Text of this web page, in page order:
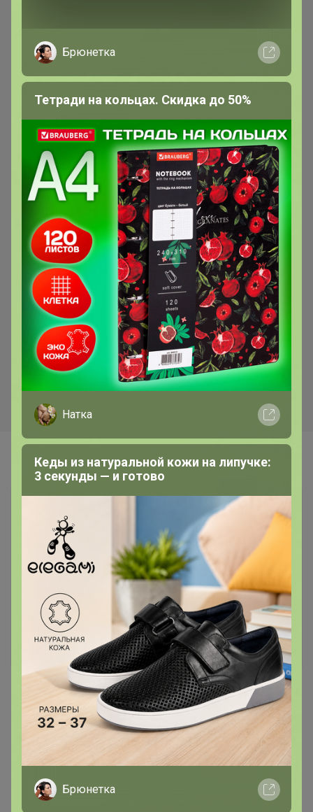
Самые желанные
1 755р
Джинсы женские F`FIVE
19844
Брюнетка
Тетради на кольцах. Скидка до 50%
Натка
Кеды из натуральной кожи на липучке:
3 секунды — и готово
Брюнетка